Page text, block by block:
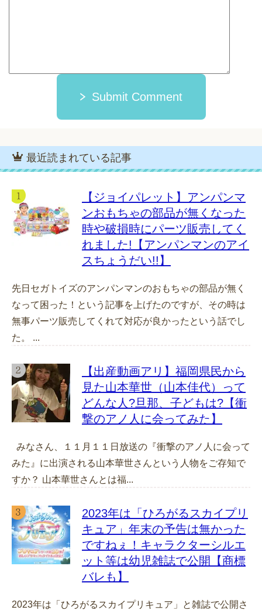
Submit Comment
最近読まれている記事
【ジョイパレット】アンパンマ
ンおもちゃの部品が無くなった
時や破損時にパーツ販売してく
れました!【アンパンマンのアイ
スちょうだい!!】
先日セガトイズのアンパンマンのおもちゃの部品が無く
なって困った！という記事を上げたのですが、その時は
無事パーツ販売してくれて対応が良かったという話でし
た。 ...
【出産動画アリ】福岡県民から
見た山本華世（山本佳代）って
どんな人?旦那、子どもは?【衝
撃のアノ人に会ってみた】
みなさん、１１月１１日放送の『衝撃のアノ人に会って
みた』に出演される山本華世さんという人物をご存知で
すか？ 山本華世さんとは福...
2023年は「ひろがるスカイプリ
キュア」年末の予告は無かった
ですねぇ！キャラクターシルエ
ット等は幼児雑誌で公開【商標
バレも】
2023年は「ひろがるスカイプリキュア」と雑誌で公開さ